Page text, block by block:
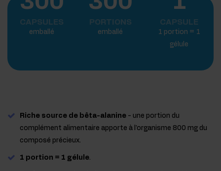
CAPSULES
emballé
PORTIONS
emballé
CAPSULE
1 portion = 1
gélule
Riche source de bêta-alanine - une portion du
complément alimentaire apporte à l'organisme 800 mg du
composé précieux.
1 portion = 1 gélule.